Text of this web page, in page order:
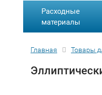
Расходные
материалы
Главная Товары